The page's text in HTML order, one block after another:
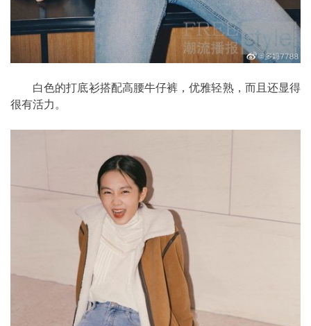
白色的打底衫搭配高腰牛仔裤，优雅轻熟，而且还显得
很有活力。